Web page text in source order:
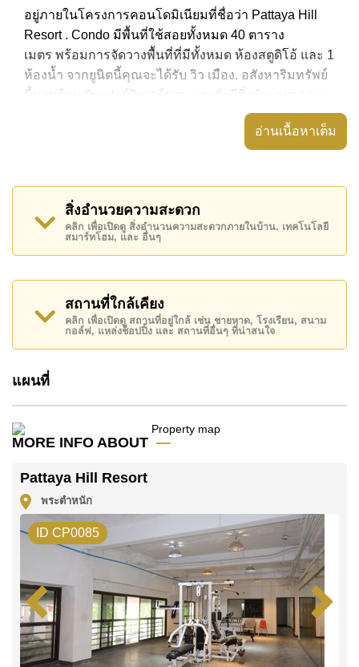
อยู่ภายในโครงการคอนโดมิเนียมที่ชื่อว่า Pattaya Hill
Resort . Condo มีพื้นที่ใช้สอยทั้งหมด 40 ตาราง
เมตร พร้อมการจัดวางพื้นที่ที่มีทั้งหมด ห้องสตูดิโอ้ และ 1
ห้องน้ำ จากยูนิตนี้คุณจะได้รับ วิว เมือง. อสังหาริมทรัพย์
นี้มาพร้อมกับ เฟอร์นิเจอร์ครบ และยังมีสิ่งอำนวยความ
สะดวก ได้แก่ มีระเบียง, เครื่องปรับอากาศครบ,
อสังหาริมทรัพย์นี้สามารถใช้ สระว่ายน้ำ ส่วนกลาง ได้
ได้แก่ ฟิสเนส, ซาวน่าหรือห้องอบไอน้ำ, สวนส่วนกลาง,
ร้านอาหาร/ร้านกาแฟในสถานที่
สถานที่สำคัญใกล้ Pattaya Hill Resort ได้แก่: เดินทางไป
ชายหาดได้ง่าย, ไกล้เคียงรถประจำทาง , พัทยาปาร์ค,
ถนนคนเดิน , เอเชีย 9 หลุม กอล์ฟ , รพ.กรุงเทพจอมเทียน,
โรงพยาบาลเมืองพัทยา
อสังหาริมทรัพย์นี้เปิดให้เช่าระยะยาวในราคา ฿ 13,000
บาทต่อเดือน
โปรดทราบว่าราคาค่าเช่าที่ Cornerstone Real Estate
ค้นพบโอกาสในการทำให้ที่อยู่อาศัยนี้เป็นบ้านในฝันของ
ติดต่อ Cornerstone Real Estate โทร +6638411250
หรือ อีเมลinfo@cornerstone.co.th
WhatsApp ของสำนักงาน:+66807945904
และ LINE:
@cornerstonepattaya
อ่านเนื้อหาเต็ม
สิ่งอำนวยความสะดวก
คลิก เพื่อเปิดดู สิ่งอำนวนความสะดวกภายในบ้าน. เทคโนโลยี
สมาร์ทโฮม, และ อื่นๆ
สถานที่ใกล้เคียง
คลิก เพื่อเปิดดู สถานที่อยู่ใกล้ เช่น ชายหาด, โรงเรียน, สนาม
กอล์ฟ, แหล่งช็อปปิ้ง และ สถานที่อื่นๆ ที่น่าสนใจ
แผนที่
MORE INFO ABOUT
Pattaya Hill Resort
พระตำหนัก
ID CP0085